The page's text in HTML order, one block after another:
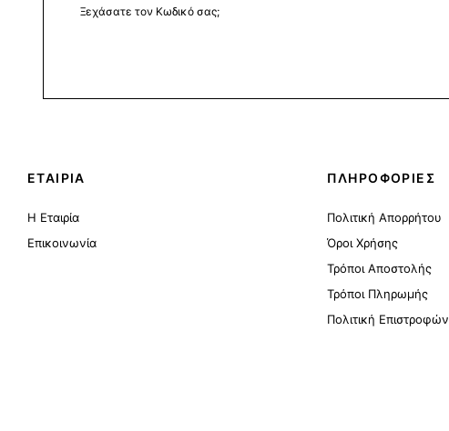
Ξεχάσατε τον Κωδικό σας;
ΕΤΑΙΡΙΑ
Η Εταιρία
Επικοινωνία
ΠΛΗΡΟΦΟΡΙΕΣ
Πολιτική Απορρήτου
Όροι Χρήσης
Τρόποι Αποστολής
Τρόποι Πληρωμής
Πολιτική Επιστροφών